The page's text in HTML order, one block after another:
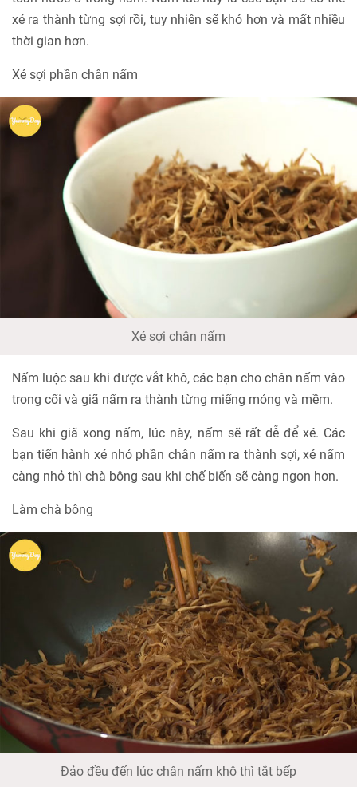
xé ra thành từng sợi rồi, tuy nhiên sẽ khó hơn và mất nhiều
thời gian hơn.
Xé sợi phần chân nấm
Xé sợi chân nấm
Nấm luộc sau khi được vắt khô, các bạn cho chân nấm vào
trong cối và giã nấm ra thành từng miếng mỏng và mềm.
Sau khi giã xong nấm, lúc này, nấm sẽ rất dễ để xé. Các
bạn tiến hành xé nhỏ phần chân nấm ra thành sợi, xé nấm
càng nhỏ thì chà bông sau khi chế biến sẽ càng ngon hơn.
Làm chà bông
Đảo đều đến lúc chân nấm khô thì tắt bếp